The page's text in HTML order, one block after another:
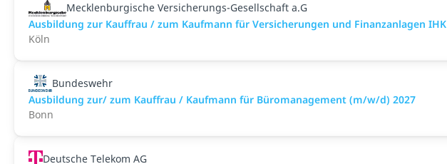
Mecklenburgische Versicherungs-Gesellschaft a.G
Ausbildung zur Kauffrau / zum Kaufmann für Versicherungen und Finanzanlagen IHK
Köln
Bundeswehr
Ausbildung zur/ zum Kauffrau / Kaufmann für Büromanagement (m/w/d) 2027
Bonn
Deutsche Telekom AG